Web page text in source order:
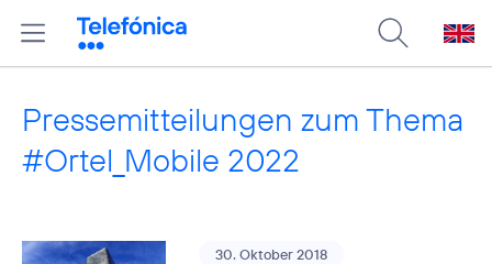
Pressemitteilungen zum Thema
#Ortel_Mobile 2022
30. Oktober 2018